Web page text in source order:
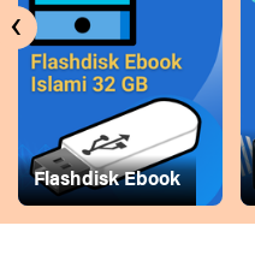
Flashdisk Ebook
‹